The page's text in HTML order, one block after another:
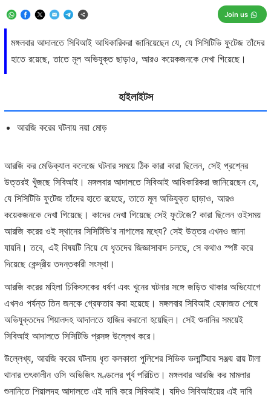
মঙ্গলবার আদালতে সিবিআই আধিকারিকরা জানিয়েছেন যে, যে সিসিটিভি ফুটেজ তাঁদের
হাতে রয়েছে, তাতে মূল অভিযুক্ত ছাড়াও, আরও কয়েকজনকে দেখা গিয়েছে।
Join us
হাইলাইটস
আরজি করের ঘটনায় নয়া মোড়
আরজি কর মেডিক্যাল কলেজে ঘটনার সময়ে ঠিক কারা কারা ছিলেন, সেই প্রশ্নের
উত্তরই খুঁজছে সিবিআই। মঙ্গলবার আদালতে সিবিআই আধিকারিকরা জানিয়েছেন যে,
যে সিসিটিভি ফুটেজ তাঁদের হাতে রয়েছে, তাতে মূল অভিযুক্ত ছাড়াও, আরও
কয়েকজনকে দেখা গিয়েছে। কাদের দেখা গিয়েছে সেই ফুটেজে? কারা ছিলেন ওইসময়
আরজি করের ওই স্থানের সিসিটিভি'র নাগালের মধ্যে? সেই উত্তর এখনও জানা
যায়নি। তবে, এই বিষয়টি নিয়ে যে ধৃতদের জিজ্ঞাসাবাদ চলছে, সে কথাও স্পষ্ট করে
দিয়েছে কেন্দ্রীয় তদন্তকারী সংস্থা।
আরজি করের মহিলা চিকিৎসকের ধর্ষণ এবং খুনের ঘটনার সঙ্গে জড়িত থাকার অভিযোগে
এখনও পর্যন্ত তিন জনকে গ্রেফতার করা হয়েছে। মঙ্গলবার সিবিআই হেফাজত শেষে
অভিযুক্তদের শিয়ালদহ আদালতে হাজির করানো হয়েছিল। সেই শুনানির সময়েই
সিবিআই আদালতে সিসিটিভি প্রসঙ্গ উল্লেখ করে।
উল্লেখ্য, আরজি করের ঘটনায় ধৃত কলকাতা পুলিশের সিভিক ভলান্টিয়ার সঞ্জয় রায় টালা
থানার তৎকালীন ওসি অভিজিৎ মণ্ডলের পূর্ব পরিচিত। মঙ্গলবার আরজি কর মামলার
শুনানিতে শিয়ালদহ আদালতে এই দাবি করে সিবিআই। যদিও সিবিআইয়ের এই দাবি